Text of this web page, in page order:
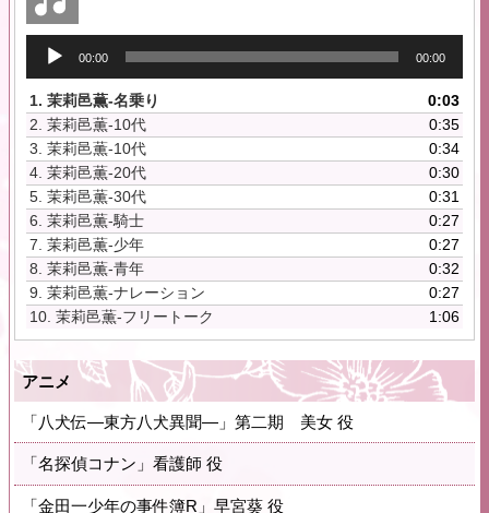
プ
レ
ー
ヤ
ー
00:00 00:00
1. 茉莉邑薫-名乗り
0:03
2. 茉莉邑薫-10代
0:35
3. 茉莉邑薫-10代
0:34
4. 茉莉邑薫-20代
0:30
5. 茉莉邑薫-30代
0:31
6. 茉莉邑薫-騎士
0:27
7. 茉莉邑薫-少年
0:27
8. 茉莉邑薫-青年
0:32
9. 茉莉邑薫-ナレーション
0:27
10. 茉莉邑薫-フリートーク 1:06
アニメ
「八犬伝―東方八犬異聞―」第二期 美女 役
「名探偵コナン」看護師 役
「金田一少年の事件簿R」早宮葵 役